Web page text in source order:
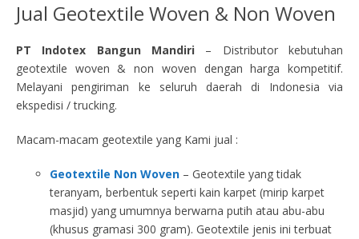
Jual Geotextile Woven & Non Woven
PT Indotex Bangun Mandiri – Distributor kebutuhan
geotextile woven & non woven dengan harga kompetitif.
Melayani pengiriman ke seluruh daerah di Indonesia via
ekspedisi / trucking.
Macam-macam geotextile yang Kami jual :
Geotextile Non Woven – Geotextile yang tidak
teranyam, berbentuk seperti kain karpet (mirip karpet
masjid) yang umumnya berwarna putih atau abu-abu
(khusus gramasi 300 gram). Geotextile jenis ini terbuat